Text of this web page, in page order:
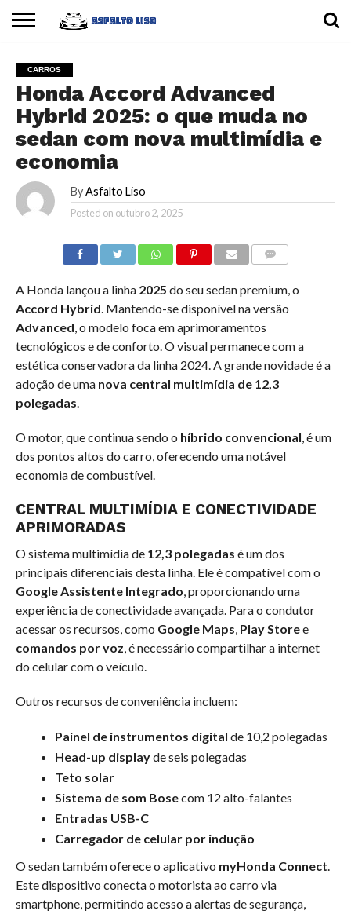
CARROS
MOTOS
DICAS
CARROS
Honda Accord Advanced
Hybrid 2025: o que muda no
sedan com nova multimídia e
economia
By Asfalto Liso
Posted on outubro 2, 2025
A Honda lançou a linha 2025 do seu sedan premium, o
Accord Hybrid. Mantendo-se disponível na versão
Advanced, o modelo foca em aprimoramentos
tecnológicos e de conforto. O visual permanece com a
estética conservadora da linha 2024. A grande novidade é a
adoção de uma nova central multimídia de 12,3
polegadas.
O motor, que continua sendo o híbrido convencional, é um
dos pontos altos do carro, oferecendo uma notável
economia de combustível.
CENTRAL MULTIMÍDIA E CONECTIVIDADE
APRIMORADAS
O sistema multimídia de 12,3 polegadas é um dos
principais diferenciais desta linha. Ele é compatível com o
Google Assistente Integrado, proporcionando uma
experiência de conectividade avançada. Para o condutor
acessar os recursos, como Google Maps, Play Storee
comandos por voz, é necessário compartilhar a internet
do celular com o veículo.
Outros recursos de conveniência incluem:
Painel de instrumentos digital de 10,2 polegadas
Head-up displayde seis polegadas
Teto solar
Sistema de som Bosecom 12 alto-falantes
Entradas USB-C
Carregador de celular por indução
O sedan também oferece o aplicativo myHonda Connect.
Este dispositivo conecta o motorista ao carro via
smartphone, permitindo acesso a alertas de segurança,